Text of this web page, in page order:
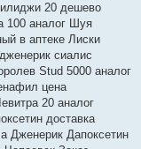
20 дешево
100 аналог Шуя
в аптеке Лиски
сиалис
Stud 5000 аналог
цена
20 аналог
доставка
Дженерик Дапоксетин